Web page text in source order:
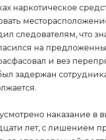
наркотическое
следователям, что
на
и вез
задержан
наказание в
лет, с лишением